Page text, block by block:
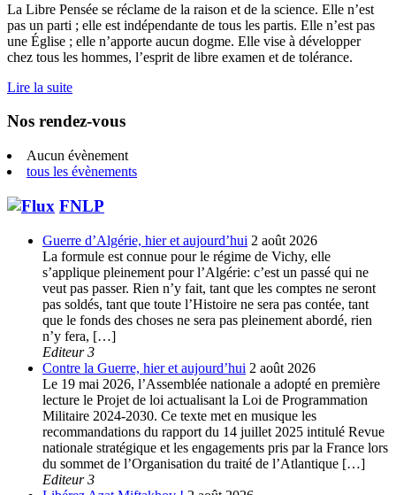
La Libre Pensée se réclame de la raison et de la science. Elle n’est
pas un parti ; elle est indépendante de tous les partis. Elle n’est pas
une Église ; elle n’apporte aucun dogme. Elle vise à développer
chez tous les hommes, l’esprit de libre examen et de tolérance.
Lire la suite
Nos rendez-vous
Aucun évènement
tous les évènements
FNLP
Guerre d’Algérie, hier et aujourd’hui 2 août 2026
La formule est connue pour le régime de Vichy, elle
s’applique pleinement pour l’Algérie: c’est un passé qui ne
veut pas passer. Rien n’y fait, tant que les comptes ne seront
pas soldés, tant que toute l’Histoire ne sera pas contée, tant
que le fonds des choses ne sera pas pleinement abordé, rien
n’y fera, […]
Editeur 3
Contre la Guerre, hier et aujourd’hui 2 août 2026
Le 19 mai 2026, l’Assemblée nationale a adopté en première
lecture le Projet de loi actualisant la Loi de Programmation
Militaire 2024-2030. Ce texte met en musique les
recommandations du rapport du 14 juillet 2025 intitulé Revue
nationale stratégique et les engagements pris par la France lors
du sommet de l’Organisation du traité de l’Atlantique […]
Editeur 3